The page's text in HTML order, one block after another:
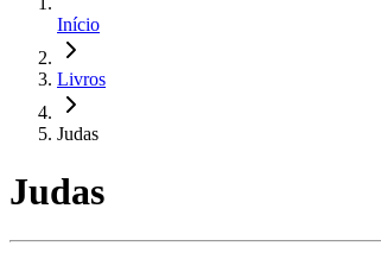
Início
Livros
Judas
Judas